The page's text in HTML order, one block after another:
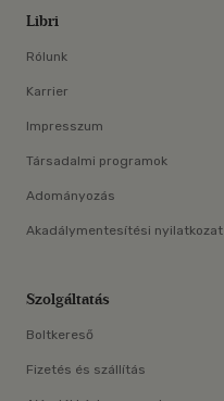
Libri
Rólunk
Karrier
Impresszum
Társadalmi programok
Adományozás
Akadálymentesítési nyilatkozat
Szolgáltatás
Boltkereső
Fizetés és szállítás